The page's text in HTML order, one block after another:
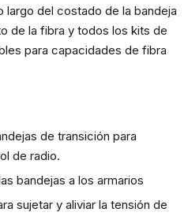
del costado de la bandeja
de la fibra y todos los kits de
para capacidades de fibra
de transición para
de radio.
bandejas a los armarios
sujetar y aliviar la tensión de